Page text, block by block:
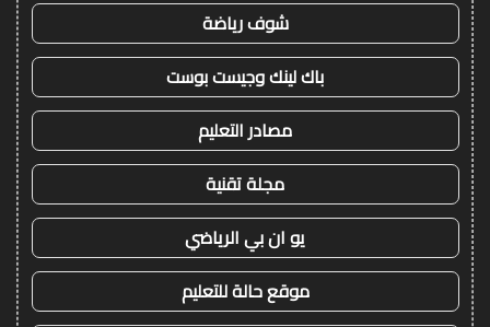
شوف رياضة
باك لينك وجيست بوست
مصادر التعليم
مجلة تقنية
يو ان بي الرياضي
موقع حالة للتعليم